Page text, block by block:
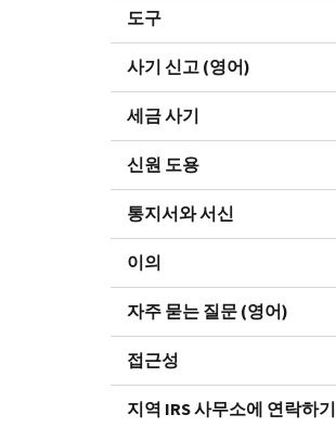
도구
사기 신고 (영어)
세금 사기
신원 도용
통지서와 서신
이의
자주 묻는 질문 (영어)
접근성
지역 IRS 사무소에 연락하기